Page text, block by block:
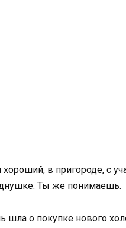
в пригороде, с
Ты же понимаешь.
шла о покупке нового